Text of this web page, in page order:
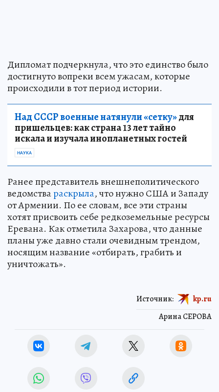
Дипломат подчеркнула, что это единство было
достигнуто вопреки всем ужасам, которые
происходили в тот период истории.
Над СССР военные натянули «сетку»для
пришельцев: как страна 13 лет тайно
искала и изучала инопланетных гостей
НАУКА
Ранее представитель внешнеполитического
ведомствараскрыла, что нужно США и Западу
от Армении. По ее словам, все эти страны
хотят присвоить себе редкоземельные ресурсы
Еревана. Как отметила Захарова, что данные
планы уже давно стали очевидным трендом,
носящим название «отбирать, грабить и
уничтожать».
Арина СЕРОВА
Источник: kp.ru